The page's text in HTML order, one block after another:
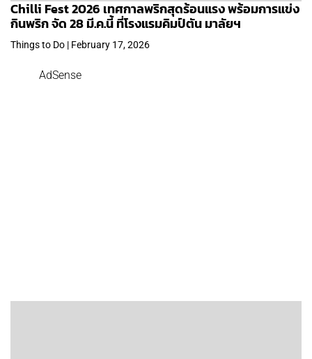
Chilli Fest 2026 เทศกาลพริกสุดร้อนแรง พร้อมการแข่ง
กินพริก จัด 28 มี.ค.นี้ ที่โรงแรมคิมป์ตัน มาลัยฯ
Things to Do | February 17, 2026
AdSense